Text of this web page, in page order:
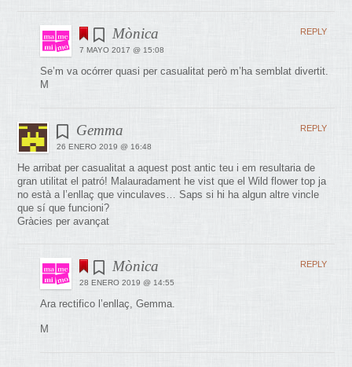
Mònica
7 MAYO 2017 @ 15:08
Se’m va ocórrer quasi per casualitat però m’ha semblat divertit.
M
REPLY
Gemma
26 ENERO 2019 @ 16:48
He arribat per casualitat a aquest post antic teu i em resultaria de
gran utilitat el patró! Malauradament he vist que el Wild flower top ja
no està a l’enllaç que vinculaves… Saps si hi ha algun altre vincle
que sí que funcioni?
Gràcies per avançat
REPLY
Mònica
28 ENERO 2019 @ 14:55
Ara rectifico l’enllaç, Gemma.
M
REPLY